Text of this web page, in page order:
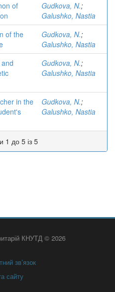
of
Gudkova, N.;
Galushko, Nastia
of the
Gudkova, N.;
Galushko, Nastia
Gudkova, N.;
Galushko, Nastia
in the
Gudkova, N.;
Galushko, Nastia
1 до 5 із 5
КНУТД © 2026
зв’язок
сайту